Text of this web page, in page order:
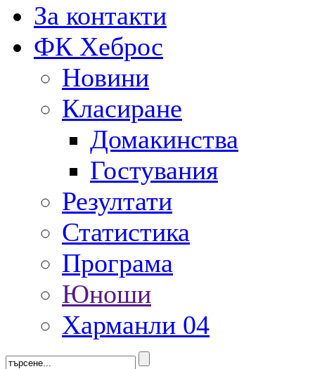
За контакти
ФК Хеброс
Новини
Класиране
Домакинства
Гостувания
Резултати
Статистика
Програма
Юноши
Харманли 04